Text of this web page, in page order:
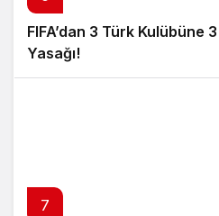
FIFA’dan 3 Türk Kulübüne
Yasağı!
7